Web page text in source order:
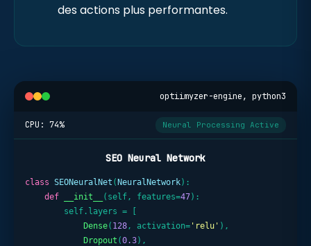
des actions plus performantes.
optiimyzer-engine, python3
CPU: 74% Neural Processing Active
SEO Neural Network
class SEONeuralNet (NeuralNetwork):
def
__init__ (self, features=47):
Dense( 128 , activation= 'relu' ),
Dropout (0.3),